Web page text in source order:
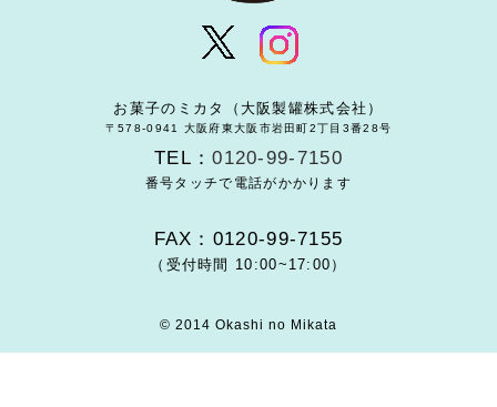
お菓子のミカタ（大阪製罐株式会社）
〒578-0941 大阪府東大阪市岩田町2丁目3番28号
TEL：0120-99-7150
番号タッチで電話がかかります
FAX：0120-99-7155
（受付時間 10:00~17:00）
© 2014 Okashi no Mikata